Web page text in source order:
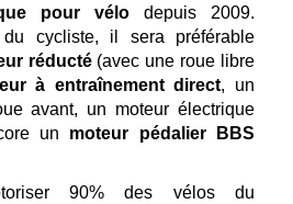
pour vélo
depuis 2009.
cycliste, il sera préférable
réducté (avec une roue libre
à entraînement direct, un
avant, un moteur électrique
un
moteur pédalier BBS
90% des vélos du